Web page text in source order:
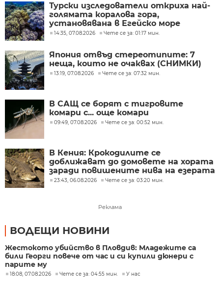
Турски изследователи откриха най-
голямата коралова гора,
установявана в Егейско море
14:35, 07.08.2026 Чете се за: 01:17 мин.
Япония отвъд стереотипите: 7
неща, които не очаквах (СНИМКИ)
13:19, 07.08.2026 Чете се за: 07:32 мин.
В САЩ се борят с тигровите
комари с... още комари
09:49, 07.08.2026 Чете се за: 00:52 мин.
В Кения: Крокодилите се
доближават до домовете на хората
заради повишените нива на езерата
23:43, 06.08.2026 Чете се за: 03:20 мин.
Реклама
ВОДЕЩИ НОВИНИ
Жестокото убийство в Пловдив: Младежите са
били Георги повече от час и си купили дюнери с
парите му
18:08, 07.08.2026 Чете се за: 04:55 мин. У нас